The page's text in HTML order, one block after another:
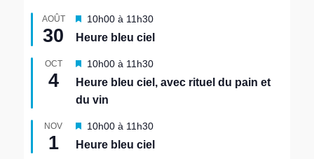
AOÛT
30
M
s
e
a
v
n
10h00 à 11h30
Heure bleu ciel
OCT
4
M
s
e
a
v
10h00 à 11h30
Heure bleu ciel, avec rituel du pain et
du vin
NOV
1
M
s
10h00 à 11h30
Heure bleu ciel